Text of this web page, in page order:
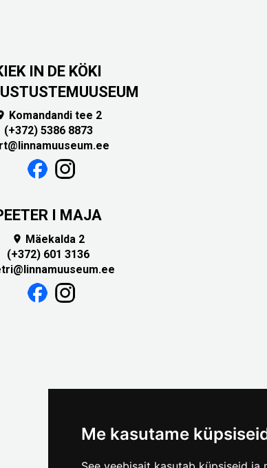
Me kasutame
IN DE KÖKI
Komandandi tee 2
(+372) 5386 8873
I MAJA
 Mäekalda 2
(+372) 601 3136